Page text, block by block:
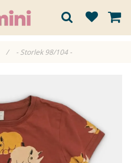
/ - Storlek 98/104 -